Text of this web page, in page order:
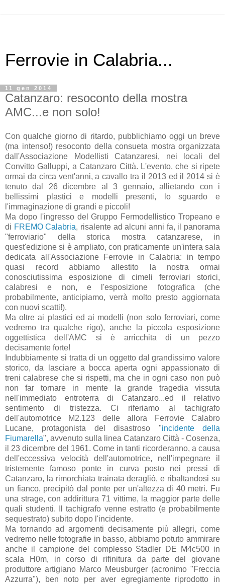
Ferrovie in Calabria...
11 gen 2014
Catanzaro: resoconto della mostra
AMC...e non solo!
Con qualche giorno di ritardo, pubblichiamo oggi un breve
(ma intenso!) resoconto della consueta mostra organizzata
dall'Associazione Modellisti Catanzaresi, nei locali del
Convitto Galluppi, a Catanzaro Città. L'evento, che si ripete
ormai da circa vent'anni, a cavallo tra il 2013 ed il 2014 si è
tenuto dal 26 dicembre al 3 gennaio, allietando con i
bellissimi plastici e modelli presenti, lo sguardo e
l'immaginazione di grandi e piccoli!
Ma dopo l'ingresso del Gruppo Fermodellistico Tropeano e
di FREMO Calabria, risalente ad alcuni anni fa, il panorama
"ferroviario" della storica mostra catanzarese, in
quest'edizione si è ampliato, con praticamente un'intera sala
dedicata all'Associazione Ferrovie in Calabria: in tempo
quasi record abbiamo allestito la nostra ormai
conosciutissima esposizione di cimeli ferroviari storici,
calabresi e non, e l'esposizione fotografica (che
probabilmente, anticipiamo, verrà molto presto aggiornata
con nuovi scatti!).
Ma oltre ai plastici ed ai modelli (non solo ferroviari, come
vedremo tra qualche rigo), anche la piccola esposizione
oggettistica dell'AMC si è arricchita di un pezzo
decisamente forte!
Indubbiamente si tratta di un oggetto dal grandissimo valore
storico, da lasciare a bocca aperta ogni appassionato di
treni calabrese che si rispetti, ma che in ogni caso non può
non far tornare in mente la grande tragedia vissuta
nell'immediato entroterra di Catanzaro...ed il relativo
sentimento di tristezza. Ci riferiamo al tachigrafo
dell'automotrice M2.123 delle allora Ferrovie Calabro
Lucane, protagonista del disastroso "incidente della
Fiumarella", avvenuto sulla linea Catanzaro Città - Cosenza,
il 23 dicembre del 1961. Come in tanti ricorderanno, a causa
dell'eccessiva velocità dell'automotrice, nell'impegnare il
tristemente famoso ponte in curva posto nei pressi di
Catanzaro, la rimorchiata trainata deragliò, e ribaltandosi su
un fianco, precipitò dal ponte per un'altezza di 40 metri. Fu
una strage, con addirittura 71 vittime, la maggior parte delle
quali studenti. Il tachigrafo venne estratto (e probabilmente
sequestrato) subito dopo l'incidente.
Ma tornando ad argomenti decisamente più allegri, come
vedremo nelle fotografie in basso, abbiamo potuto ammirare
anche il campione del complesso Stadler DE M4c500 in
scala H0m, in corso di rifinitura da parte del giovane
produttore artigiano Marco Meusburger (acronimo "Freccia
Azzurra"), ben noto per aver egregiamente riprodotto in